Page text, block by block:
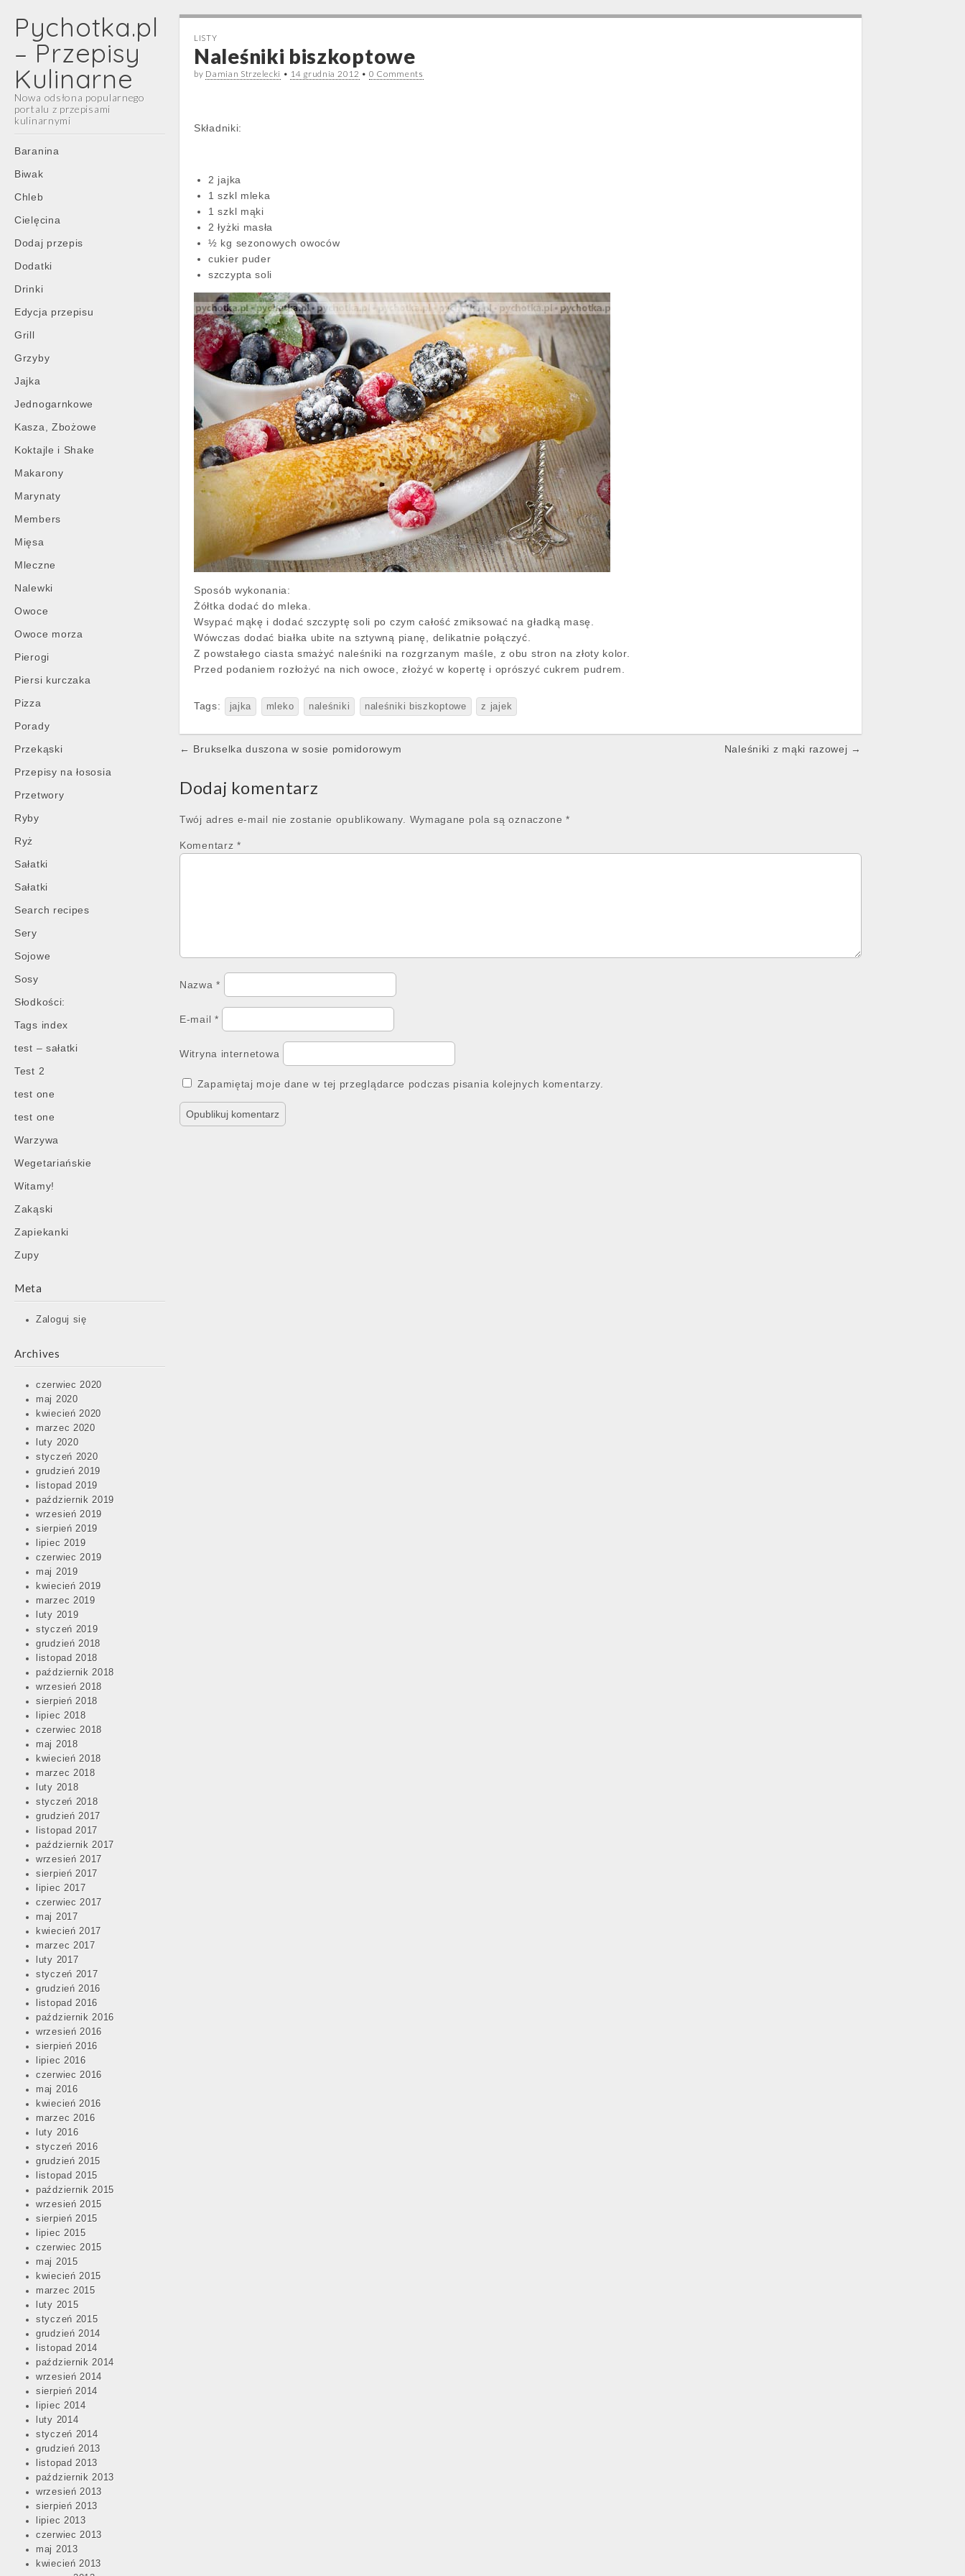
Pychotka.pl
– Przepisy
Kulinarne
Nowa odsłona popularnego
portalu z przepisami
kulinarnymi
Main
menu
Skip
content
Baranina
Biwak
Chleb
Cielęcina
Dodaj przepis
Dodatki
Drinki
Edycja przepisu
Grill
Grzyby
Jajka
Jednogarnkowe
Kasza, Zbożowe
Koktajle i Shake
Makarony
Marynaty
Members
Mięsa
Mleczne
Nalewki
Owoce
Owoce morza
Pierogi
Piersi kurczaka
Pizza
Porady
Przekąski
Przepisy na łososia
Przetwory
Ryby
Ryż
Sałatki
Sałatki
Search recipes
Sery
Sojowe
Sosy
Słodkości:
Tags index
test – sałatki
Test 2
test one
test one
Warzywa
Wegetariańskie
Witamy!
Zakąski
Zapiekanki
Zupy
Meta
Zaloguj się
Archives
czerwiec 2020
maj 2020
kwiecień 2020
marzec 2020
luty 2020
styczeń 2020
grudzień 2019
listopad 2019
październik 2019
wrzesień 2019
sierpień 2019
lipiec 2019
czerwiec 2019
maj 2019
kwiecień 2019
marzec 2019
luty 2019
styczeń 2019
grudzień 2018
listopad 2018
październik 2018
wrzesień 2018
sierpień 2018
lipiec 2018
czerwiec 2018
maj 2018
kwiecień 2018
marzec 2018
luty 2018
styczeń 2018
grudzień 2017
listopad 2017
październik 2017
wrzesień 2017
sierpień 2017
lipiec 2017
czerwiec 2017
maj 2017
kwiecień 2017
marzec 2017
luty 2017
styczeń 2017
grudzień 2016
listopad 2016
październik 2016
wrzesień 2016
sierpień 2016
lipiec 2016
czerwiec 2016
maj 2016
kwiecień 2016
marzec 2016
luty 2016
styczeń 2016
grudzień 2015
listopad 2015
październik 2015
wrzesień 2015
sierpień 2015
lipiec 2015
czerwiec 2015
maj 2015
kwiecień 2015
marzec 2015
luty 2015
styczeń 2015
grudzień 2014
listopad 2014
październik 2014
wrzesień 2014
sierpień 2014
lipiec 2014
luty 2014
styczeń 2014
grudzień 2013
listopad 2013
październik 2013
wrzesień 2013
sierpień 2013
lipiec 2013
czerwiec 2013
maj 2013
kwiecień 2013
LISTY
Naleśniki biszkoptowe
by Damian Strzelecki • 14 grudnia 2012 • 0 Comments
Składniki:
2 jajka
1 szkl mleka
1 szkl mąki
2 łyżki masła
½ kg sezonowych owoców
cukier puder
szczypta soli
Sposób wykonania:
Żółtka dodać do mleka.
Wsypać mąkę i dodać szczyptę soli po czym całość zmiksować na gładką masę.
Wówczas dodać białka ubite na sztywną pianę, delikatnie połączyć.
Z powstałego ciasta smażyć naleśniki na rozgrzanym maśle, z obu stron na złoty kolor.
Przed podaniem rozłożyć na nich owoce, złożyć w kopertę i oprószyć cukrem pudrem.
Tags: jajka mleko naleśniki naleśniki biszkoptowe z jajek
Post
← Brukselka duszona w sosie pomidorowym Naleśniki z mąki razowej →
Dodaj komentarz
Twój adres e-mail nie zostanie opublikowany. Wymagane pola są oznaczone*
Komentarz *
Nazwa*
E-mail *
Witryna internetowa
Zapamiętaj moje dane w tej przeglądarce podczas pisania kolejnych komentarzy.